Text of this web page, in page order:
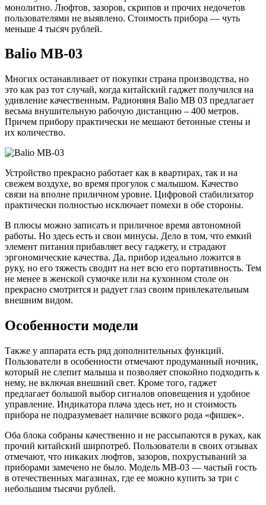
монолитно. Люфтов, зазоров, скрипов и прочих недочетов
пользователями не выявлено. Стоимость прибора — чуть
меньше 4 тысяч рублей.
Balio МВ-03
Многих останавливает от покупки страна производства, но
это как раз тот случай, когда китайский гаджет получился на
удивление качественным. Радионяня Balio МВ 03 предлагает
весьма внушительную рабочую дистанцию – 400 метров.
Причем прибору практически не мешают бетонные стены и
их количество.
Устройство прекрасно работает как в квартирах, так и на
свежем воздухе, во время прогулок с малышом. Качество
связи на вполне приличном уровне. Цифровой стабилизатор
практически полностью исключает помехи в обе стороны.
В плюсы можно записать и приличное время автономной
работы. Но здесь есть и свои минусы. Дело в том, что емкий
элемент питания прибавляет весу гаджету, и страдают
эргономические качества. Да, прибор идеально ложится в
руку, но его тяжесть сводит на нет всю его портативность. Тем
не менее в женской сумочке или на кухонном столе он
прекрасно смотрится и радует глаз своим привлекательным
внешним видом.
Особенности модели
Также у аппарата есть ряд дополнительных функций.
Пользователи в особенности отмечают продуманный ночник,
который не слепит малыша и позволяет спокойно подходить к
нему, не включая внешний свет. Кроме того, гаджет
предлагает большой выбор сигналов оповещения и удобное
управление. Индикатора плача здесь нет, но и стоимость
прибора не подразумевает наличие всякого рода «фишек».
Оба блока собраны качественно и не рассыпаются в руках, как
прочий китайский ширпотреб. Пользователи в своих отзывах
отмечают, что никаких люфтов, зазоров, похрустываний за
приборами замечено не было. Модель МВ-03 — частый гость
в отечественных магазинах, где ее можно купить за три с
небольшим тысячи рублей.